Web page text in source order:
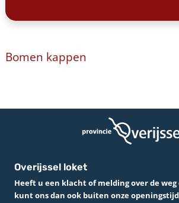
Bomen kappen
Overijssel loket
Heeft u een klacht of melding over de weg
kunt ons dan ook buiten onze